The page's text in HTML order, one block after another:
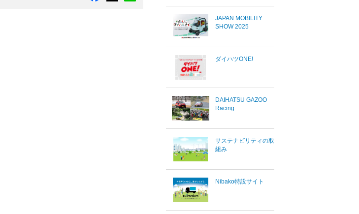
JAPAN MOBILITY
SHOW 2025
ダイハツONE!
DAIHATSU GAZOO
Racing
サステナビリティの取
組み
Nibako特設サイト